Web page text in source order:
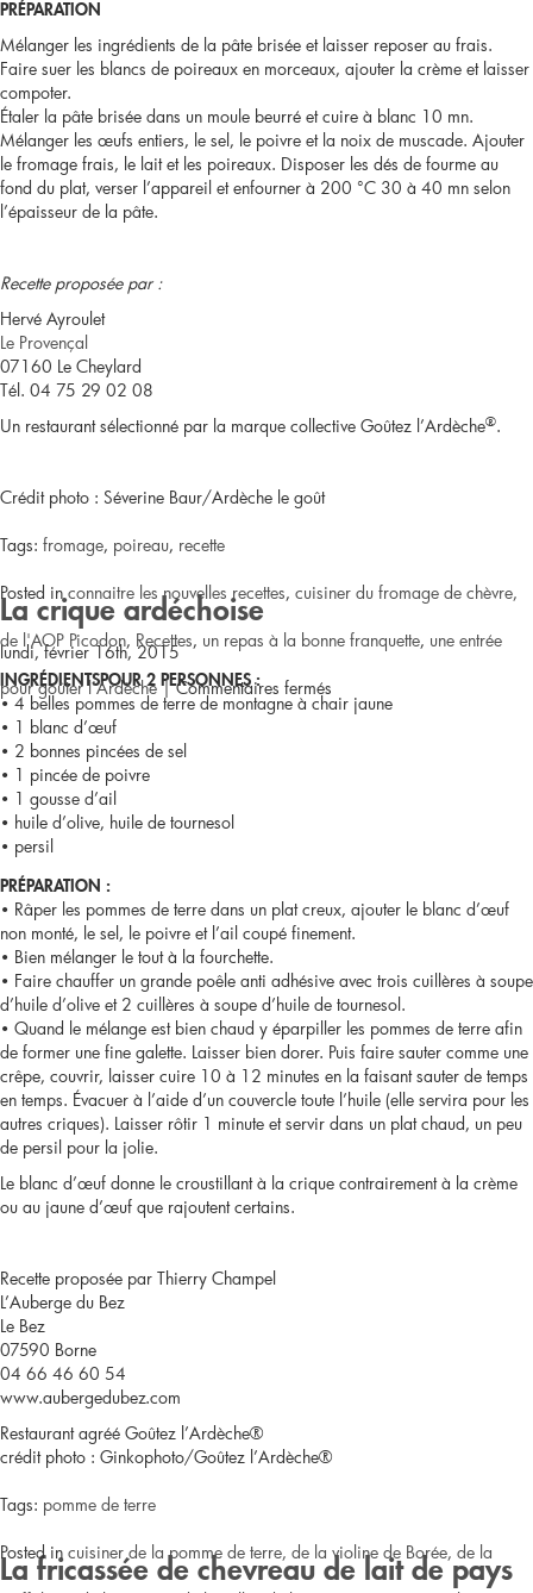
PRÉPARATION
Mélanger les ingrédients de la pâte brisée et laisser reposer au frais.
Faire suer les blancs de poireaux en morceaux, ajouter la crème et laisser
compoter.
Étaler la pâte brisée dans un moule beurré et cuire à blanc 10 mn.
Mélanger les œufs entiers, le sel, le poivre et la noix de muscade. Ajouter
le fromage frais, le lait et les poireaux. Disposer les dés de fourme au
fond du plat, verser l’appareil et enfourner à 200 °C 30 à 40 mn selon
l’épaisseur de la pâte.
Recette proposée par :
Hervé Ayroulet
Le Provençal
07160 Le Cheylard
Tél. 04 75 29 02 08
Un restaurant sélectionné par la marque collective Goûtez l’Ardèche®.
Crédit photo : Séverine Baur/Ardèche le goût
Tags: fromage, poireau, recette
Posted inconnaitre les nouvelles recettes, cuisiner du fromage de chèvre,
de l'AOP Picodon, Recettes, un repas à la bonne franquette, une entrée
pour goûter l'Ardèche|Commentaires fermés
au
fromage
La crique ardéchoise
lundi, février 16th, 2015
INGRÉDIENTSPOUR 2 PERSONNES :
• 4 belles pommes de terre de montagne à chair jaune
• 1 blanc d’œuf
• 2 bonnes pincées de sel
• 1 pincée de poivre
• 1 gousse d’ail
• huile d’olive, huile de tournesol
• persil
PRÉPARATION :
• Râper les pommes de terre dans un plat creux, ajouter le blanc d’œuf
non monté, le sel, le poivre et l’ail coupé finement.
• Bien mélanger le tout à la fourchette.
• Faire chauffer un grande poêle anti adhésive avec trois cuillères à soupe
d’huile d’olive et 2 cuillères à soupe d’huile de tournesol.
• Quand le mélange est bien chaud y éparpiller les pommes de terre afin
de former une fine galette. Laisser bien dorer. Puis faire sauter comme une
crêpe, couvrir, laisser cuire 10 à 12 minutes en la faisant sauter de temps
en temps. Évacuer à l’aide d’un couvercle toute l’huile (elle servira pour les
autres criques). Laisser rôtir 1 minute et servir dans un plat chaud, un peu
de persil pour la jolie.
Le blanc d’œuf donne le croustillant à la crique contrairement à la crème
ou au jaune d’œuf que rajoutent certains.
Recette proposée par Thierry Champel
L’Auberge du Bez
Le Bez
07590 Borne
04 66 46 60 54
www.aubergedubez.com
Restaurant agréé Goûtez l’Ardèche®
crédit photo : Ginkophoto/Goûtez l’Ardèche®
Tags: pomme de terre
Posted in cuisiner de la pomme de terre, de la violine de Borée, de la
La fricassée de chevreau de lait de pays